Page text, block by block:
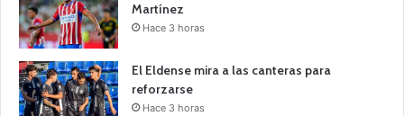
Martínez
Hace 3 horas
El Eldense mira a las canteras para
reforzarse
Hace 3 horas